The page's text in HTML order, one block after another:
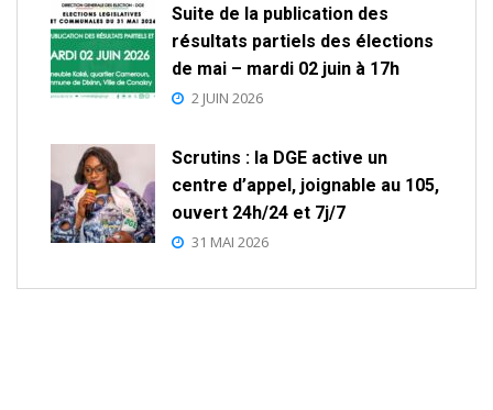
Suite de la publication des
résultats partiels des élections
de mai – mardi 02 juin à 17h
2 JUIN 2026
Scrutins : la DGE active un
centre d’appel, joignable au 105,
ouvert 24h/24 et 7j/7
31 MAI 2026